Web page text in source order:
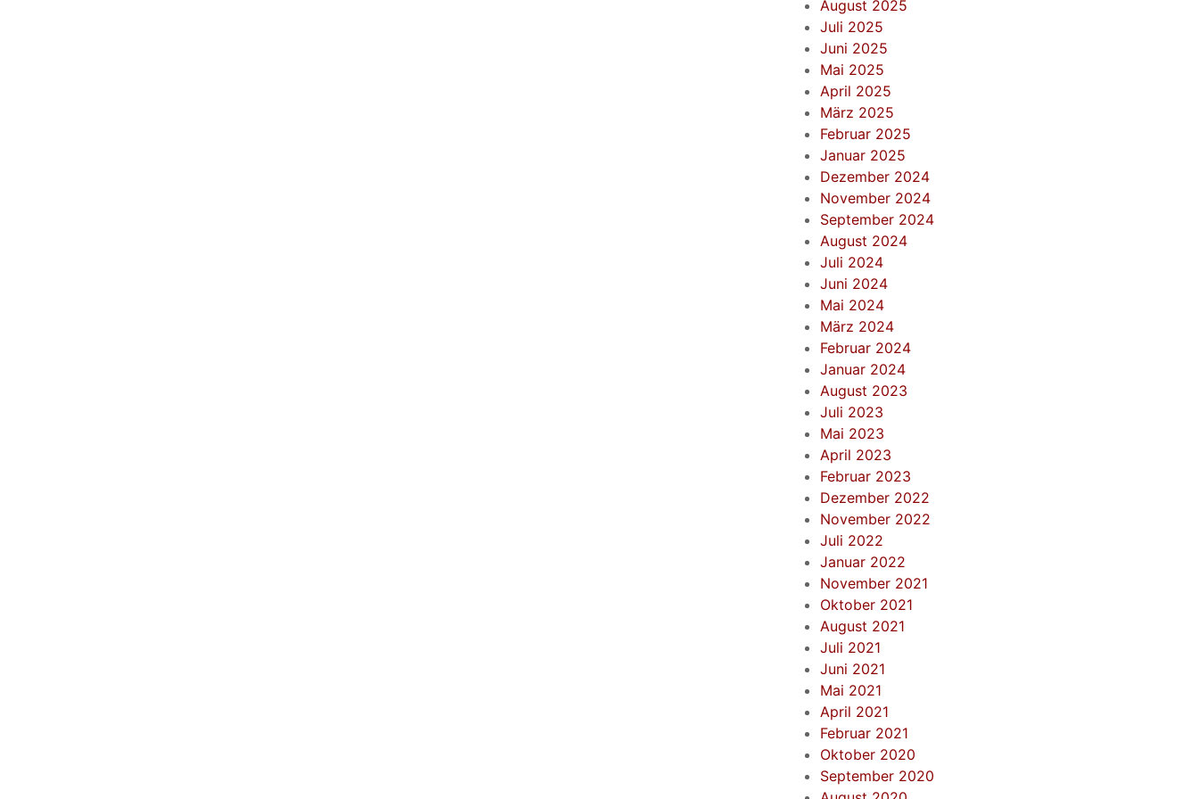
August 2025
Juli 2025
Juni 2025
Mai 2025
April 2025
März 2025
Februar 2025
Januar 2025
Dezember 2024
November 2024
September 2024
August 2024
Juli 2024
Juni 2024
Mai 2024
März 2024
Februar 2024
Januar 2024
August 2023
Juli 2023
Mai 2023
April 2023
Februar 2023
Dezember 2022
November 2022
Juli 2022
Januar 2022
November 2021
Oktober 2021
August 2021
Juli 2021
Juni 2021
Mai 2021
April 2021
Februar 2021
Oktober 2020
September 2020